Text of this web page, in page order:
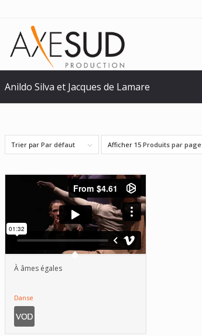
Anildo Silva et Jacques de Lamare
Trier par Par défaut Afficher 15 Produits par page
À âmes égales
Danse